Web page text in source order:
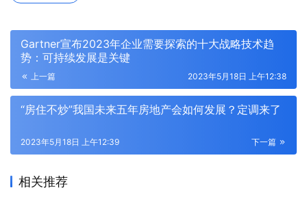
Gartner宣布2023年企业需要探索的十大战略技术趋
势：可持续发展是关键
上一篇 2023年5月18日 上午12:38
“房住不炒”我国未来五年房地产会如何发展？定调来了
下一篇
2023年5月18日 上午12:39
相关推荐